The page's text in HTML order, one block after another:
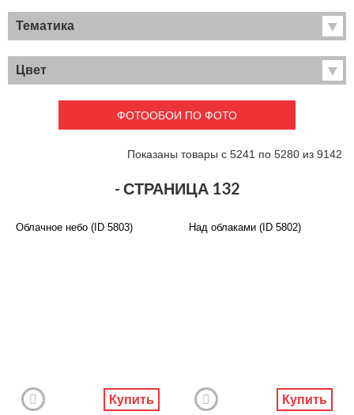
Тематика
Хиты продаж
Фрески
Детские
Карты
Перспектива
Города
Живопись
Животный мир
Еда и напитки
Архитектура
Цвет
ФОТООБОИ ПО ФОТО
Показаны товары с 5241 по 5280 из 9142
- СТРАНИЦА 132
Облачное небо (ID 5803)
Купить
Над облаками (ID 5802)
Купить